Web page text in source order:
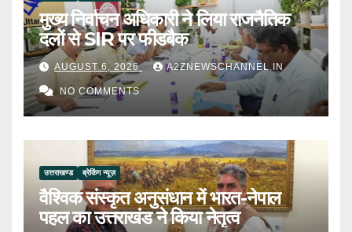
मुख्य निर्वाचन अधिकारी ने लिया राजनैतिक
दलों से SIR पर फीडबैक
AUGUST 6, 2026 A2ZNEWSCHANNEL.IN
NO COMMENTS
उत्तराखण्ड ब्रेकिंग न्यूज़
वैश्विक संस्कृत अनुसंधान में भारत-नेपाल
पहल का उत्तराखंड ने किया नेतृत्व